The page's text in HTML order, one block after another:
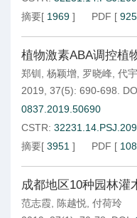
摘要[ 1969 ] PDF [ 925
植物激素ABA调控植
郑钏 杨颖增 罗晓峰 代
2019, 37(5): 690-698.
0837.2019.50690
CSTR:
摘要[ 3951 ] PDF [
成都地区10种园林灌
范志霞 陈越悦 付荷玲